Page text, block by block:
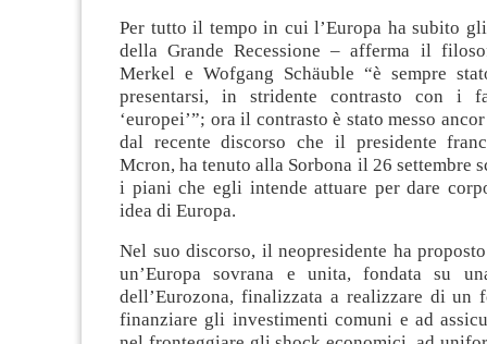
Per tutto il tempo in cui l’Europa ha subito
della Grande Recessione – afferma il
Merkel e Wofgang Schäuble “è sempre
presentarsi, in stridente contrasto con i
‘europei’”; ora il contrasto è stato messo
dal recente discorso che il presidente
Mcron, ha tenuto alla Sorbona il 26 settembre
i piani che egli intende attuare per dare
idea di Europa.
Nel suo discorso, il neopresidente ha
un’Europa sovrana e unita, fondata su
dell’Eurozona, finalizzata a realizzare di un
finanziare gli investimenti comuni e ad